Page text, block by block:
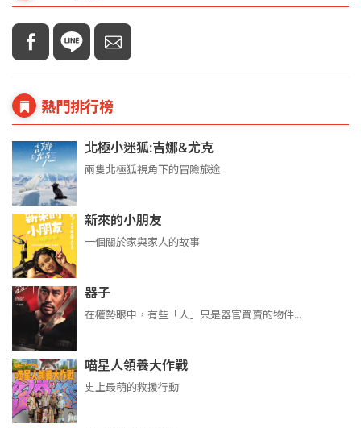
熱門排行榜
北極小迷狐:吉娜&尤克
兩隻北極狐視角下的冒險旅途
新來的小朋友
一個關於家與家人的故事
器子
在權勢眼中，有些「人」只是器官買賣的物件...
喵星人領養大作戰
史上最萌的救援行動